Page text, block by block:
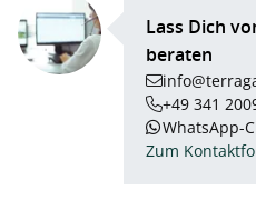
Lass Dich
beraten
+49 341
WhatsApp-
Zum